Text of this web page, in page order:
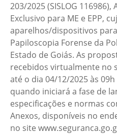
203/2025 (SISLOG
Exclusivo para ME e EPP,
aparelhos/dispositivos
Papiloscopia Forense da
Estado de Goiás. As
recebidos virtualmente no
até o dia 04/12/2025 às
quando iniciará a fase de
especificações e normas
Anexos, disponíveis no
no site